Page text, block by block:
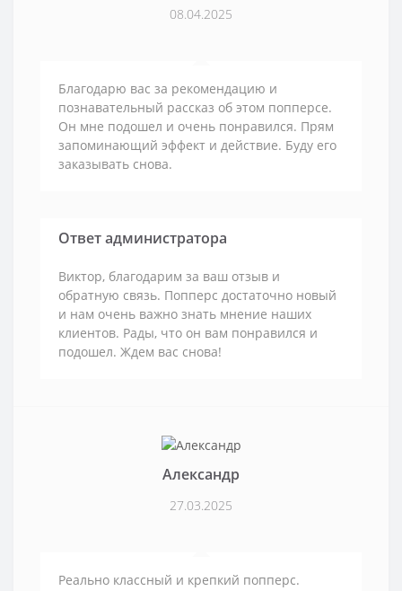
08.04.2025
Благодарю вас за рекомендацию и
познавательный рассказ об этом попперсе.
Он мне подошел и очень понравился. Прям
запоминающий эффект и действие. Буду его
заказывать снова.
Ответ администратора
Виктор, благодарим за ваш отзыв и
обратную связь. Попперс достаточно новый
и нам очень важно знать мнение наших
клиентов. Рады, что он вам понравился и
подошел. Ждем вас снова!
Александр
27.03.2025
Реально классный и крепкий попперс.